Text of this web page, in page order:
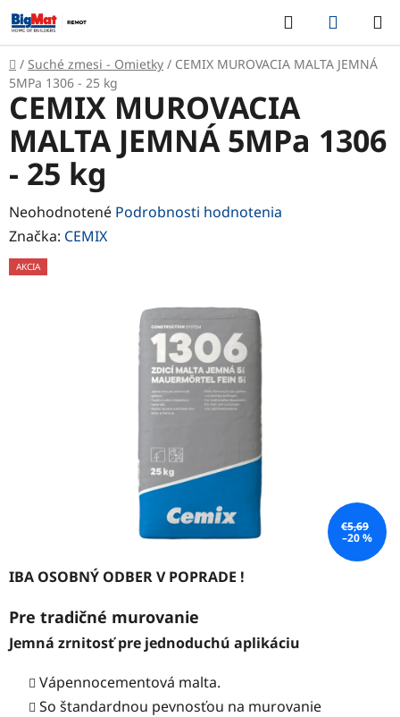
Prejsť
na
obsah
Hľadať
KOŠÍK
Domov
/ Suché zmesi - Omietky / CEMIX MUROVACIA MALTA JEMNÁ
5MPa 1306 - 25 kg
IBA OSOBNÝ ODBER V POPRADE !
Pre tradičné murovanie
Jemná zrnitosť pre jednoduchú aplikáciu
Vápennocementová malta.
So štandardnou pevnosťou na murovanie
CEMIX MUROVACIA
MALTA JEMNÁ 5MPa 1306
- 25 kg
Priemerné
hodnotenie
produktu
Neohodnotené Podrobnosti hodnotenia
Značka: CEMIX
AKCIA
€5,69
–20 %